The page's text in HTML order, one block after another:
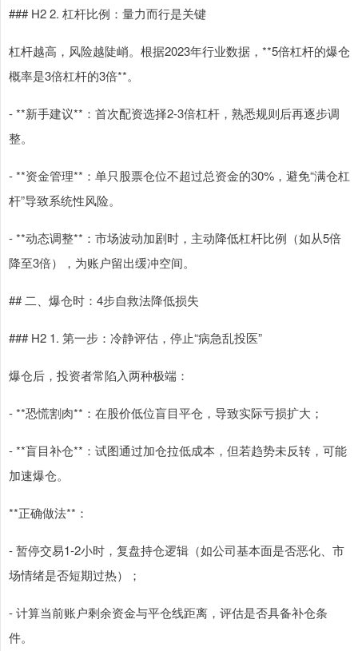
### H2 2. 杠杆比例：量力而行是关键
杠杆越高，风险越陡峭。根据2023年行业数据，**5倍杠杆的爆仓
概率是3倍杠杆的3倍**。
- **新手建议**：首次配资选择2-3倍杠杆，熟悉规则后再逐步调
整。
- **资金管理**：单只股票仓位不超过总资金的30%，避免“满仓杠
杆”导致系统性风险。
- **动态调整**：市场波动加剧时，主动降低杠杆比例（如从5倍
降至3倍），为账户留出缓冲空间。
## 二、爆仓时：4步自救法降低损失
### H2 1. 第一步：冷静评估，停止“病急乱投医”
爆仓后，投资者常陷入两种极端：
- **恐慌割肉**：在股价低位盲目平仓，导致实际亏损扩大；
- **盲目补仓**：试图通过加仓拉低成本，但若趋势未反转，可能
加速爆仓。
**正确做法**：
- 暂停交易1-2小时，复盘持仓逻辑（如公司基本面是否恶化、市
场情绪是否短期过热）；
- 计算当前账户剩余资金与平仓线距离，评估是否具备补仓条
件。